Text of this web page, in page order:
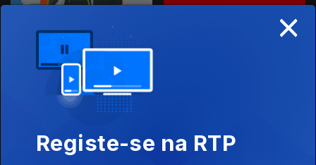
Manhãs da 3
×
Registe-se na RTP